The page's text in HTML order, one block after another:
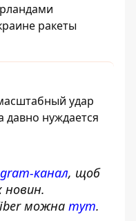
ракеты
удар
давно нуждается
канал, щоб
новин.
можна тут.